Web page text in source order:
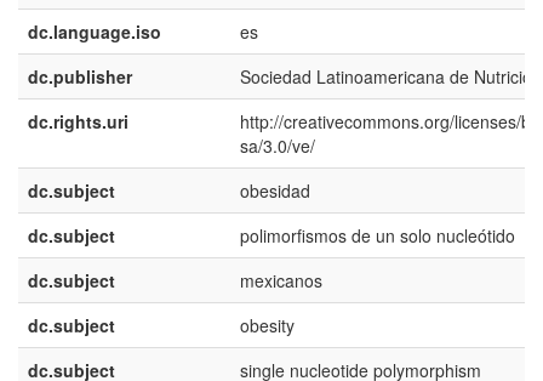
dc.language.iso
es
dc.publisher
Sociedad Latinoamericana de Nutrición
dc.rights.uri
http://creativecommons.org/licenses/
sa/3.0/ve/
dc.subject
obesidad
dc.subject
polimorfismos de un solo nucleótido
dc.subject
mexicanos
dc.subject
obesity
dc.subject
single nucleotide polymorphism